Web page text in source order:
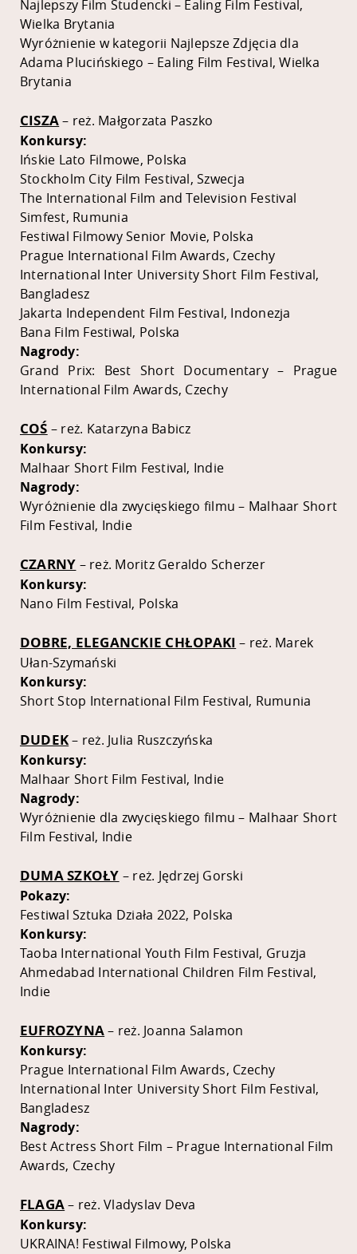
Najlepszy Film Studencki – Ealing Film Festival,
Wielka Brytania
Wyróżnienie w kategorii Najlepsze Zdjęcia dla
Adama Plucińskiego – Ealing Film Festival, Wielka
Brytania
CISZA– reż. Małgorzata Paszko
Konkursy:
Ińskie Lato Filmowe, Polska
Stockholm City Film Festival, Szwecja
The International Film and Television Festival
Simfest, Rumunia
Festiwal Filmowy Senior Movie, Polska
Prague International Film Awards, Czechy
International Inter University Short Film Festival,
Bangladesz
Jakarta Independent Film Festival, Indonezja
Bana Film Festiwal, Polska
Nagrody:
Grand Prix: Best Short Documentary – Prague
International Film Awards, Czechy
COŚ – reż. Katarzyna Babicz
Konkursy:
Malhaar Short Film Festival, Indie
Nagrody:
Wyróżnienie dla zwycięskiego filmu – Malhaar Short
Film Festival, Indie
CZARNY – reż. Moritz Geraldo Scherzer
Konkursy:
Nano Film Festival, Polska
DOBRE, ELEGANCKIE CHŁOPAKI – reż. Marek
Ułan-Szymański
Konkursy:
Short Stop International Film Festival, Rumunia
DUDEK– reż. Julia Ruszczyńska
Konkursy:
Malhaar Short Film Festival, Indie
Nagrody:
Wyróżnienie dla zwycięskiego filmu – Malhaar Short
Film Festival, Indie
DUMA SZKOŁY – reż. Jędrzej Gorski
Pokazy:
Festiwal Sztuka Działa 2022, Polska
Konkursy:
Taoba International Youth Film Festival, Gruzja
Ahmedabad International Children Film Festival,
Indie
EUFROZYNA– reż. Joanna Salamon
Konkursy:
Prague International Film Awards, Czechy
International Inter University Short Film Festival,
Bangladesz
Nagrody:
Best Actress Short Film – Prague International Film
Awards, Czechy
FLAGA– reż. Vladyslav Deva
Konkursy:
UKRAINA! Festiwal Filmowy, Polska